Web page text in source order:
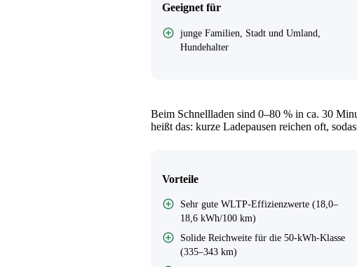
Geeignet für
junge Familien, Stadt und Umland,
Hundehalter
Beim Schnellladen sind 0–80 % in ca. 30
heißt das: kurze Ladepausen reichen oft,
Vorteile
Sehr gute WLTP-Effizienzwerte (18,0–
18,6 kWh/100 km)
Solide Reichweite für die 50-kWh-Klasse
(335–343 km)